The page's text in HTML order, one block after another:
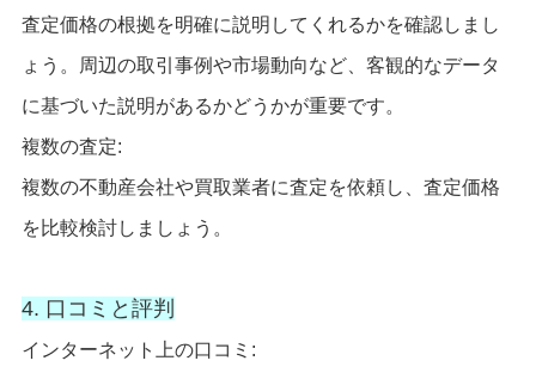
査定価格の根拠を明確に説明してくれるかを確認しまし
ょう。周辺の取引事例や市場動向など、客観的なデータ
に基づいた説明があるかどうかが重要です。
複数の査定:
複数の不動産会社や買取業者に査定を依頼し、査定価格
を比較検討しましょう。
4. 口コミと評判
インターネット上の口コミ: